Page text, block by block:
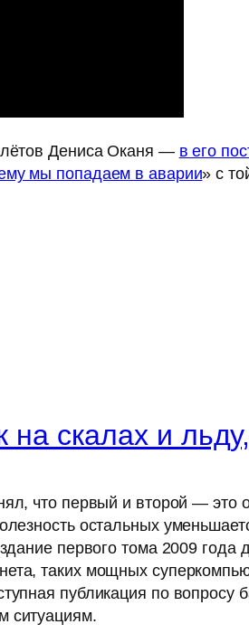
Дениса Оканя — в его
мы попадаем в аварии» с
на скалах и
что первый и второй — это
остальных
первого тома 2009
таких мощных
публикация по
ситуациям.